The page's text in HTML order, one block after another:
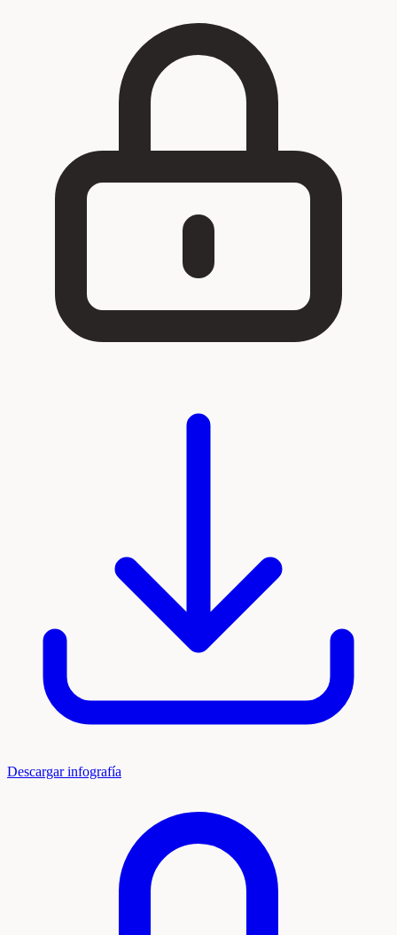
Descargar infografía